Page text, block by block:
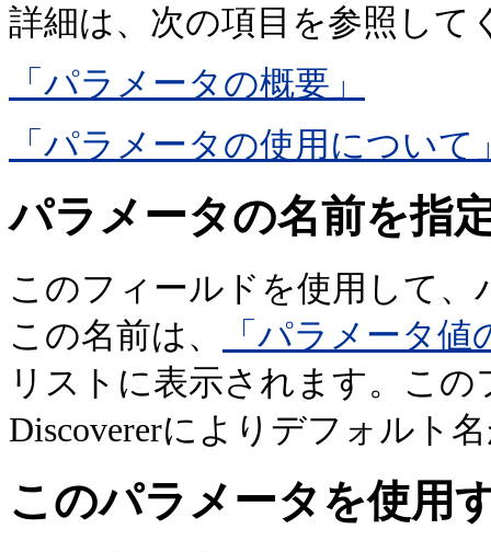
詳細は、次の項目を参照して
「パラメータの概要」
「パラメータの使用について
パラメータの名前を指
このフィールドを使用して
この名前は、
「パラメータ
リストに表示されます。こ
Discovererによりデフォルト
このパラメータを使用